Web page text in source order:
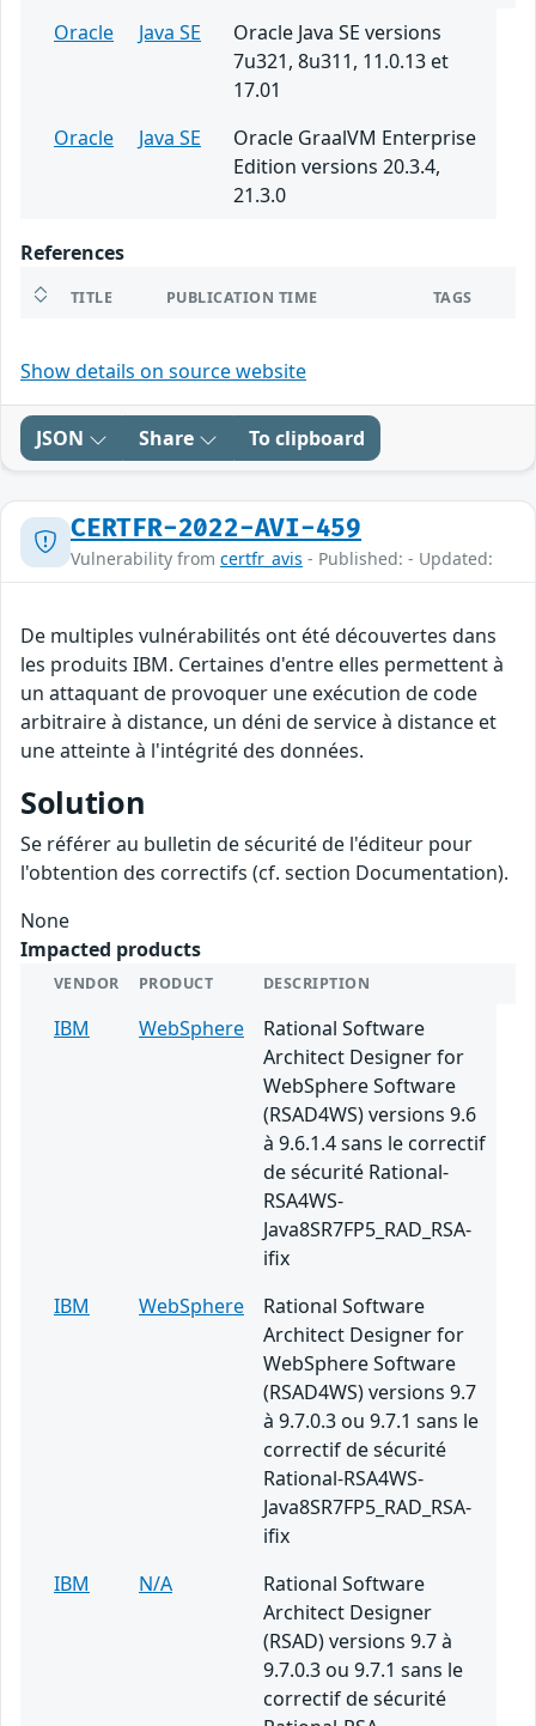
Oracle Java SE
Oracle Java SE versions
7u321, 8u311, 11.0.13 et
17.01
Oracle
Java SE
Oracle GraalVM Enterprise
Edition versions 20.3.4,
21.3.0
References
TITLE PUBLICATION TIME TAGS
Show details on source website
JSON Share To clipboard
CERTFR-2022-AVI-459
Vulnerability from certfr_avis - Published: - Updated:
De multiples vulnérabilités ont été découvertes dans
les produits IBM. Certaines d'entre elles permettent à
un attaquant de provoquer une exécution de code
arbitraire à distance, un déni de service à distance et
une atteinte à l'intégrité des données.
Solution
Se référer au bulletin de sécurité de l'éditeur pour
l'obtention des correctifs (cf. section Documentation).
None
Impacted products
VENDOR PRODUCT DESCRIPTION
IBM WebSphere
Rational Software
Architect Designer for
WebSphere Software
(RSAD4WS) versions 9.6
à 9.6.1.4 sans le correctif
de sécurité Rational-
RSA4WS-
Java8SR7FP5_RAD_RSA-
ifix
IBM
WebSphere
Rational Software
Architect Designer for
WebSphere Software
(RSAD4WS) versions 9.7
à 9.7.0.3 ou 9.7.1 sans le
correctif de sécurité
Rational-RSA4WS-
Java8SR7FP5_RAD_RSA-
ifix
IBM
N/A
Rational Software
Architect Designer
(RSAD) versions 9.7 à
9.7.0.3 ou 9.7.1 sans le
correctif de sécurité